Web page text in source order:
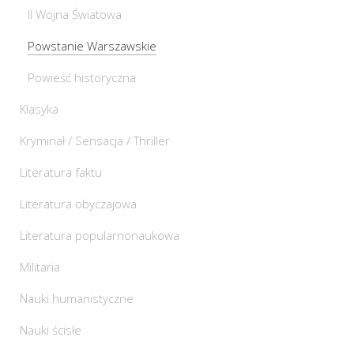
II Wojna Światowa
Powstanie Warszawskie
Powieść historyczna
Klasyka
Kryminał / Sensacja / Thriller
Literatura faktu
Literatura obyczajowa
Literatura popularnonaukowa
Militaria
Nauki humanistyczne
Nauki ścisłe